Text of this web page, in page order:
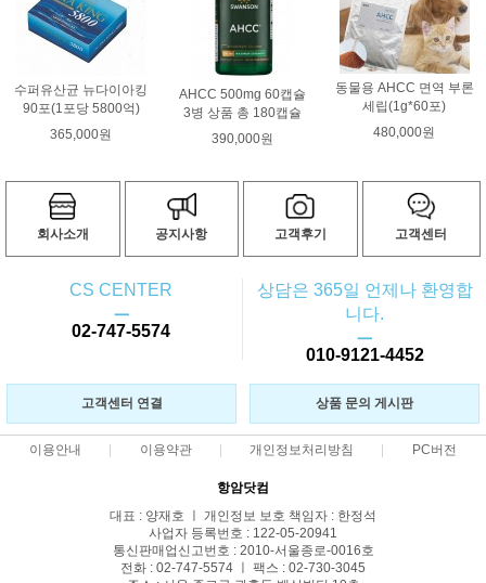
수퍼유산균 뉴다이아킹
90포(1포당 5800억)
365,000원
AHCC 500mg 60캡슐
3병 상품 총 180캡슐
390,000원
동물용 AHCC 면역 부론
세립(1g*60포)
480,000원
회사소개 공지사항 고객후기 고객센터
CS CENTER
ㅡ
02-747-5574
상담은 365일 언제나 환영합
니다.
ㅡ
010-9121-4452
고객센터 연결 상품 문의 게시판
이용안내 이용약관 개인정보처리방침 PC버전
항암닷컴
대표 : 양재호 ㅣ 개인정보 보호 책임자 : 한정석
사업자 등록번호 : 122-05-20941
통신판매업신고번호 : 2010-서울종로-0016호
전화 : 02-747-5574 ㅣ 팩스 : 02-730-3045